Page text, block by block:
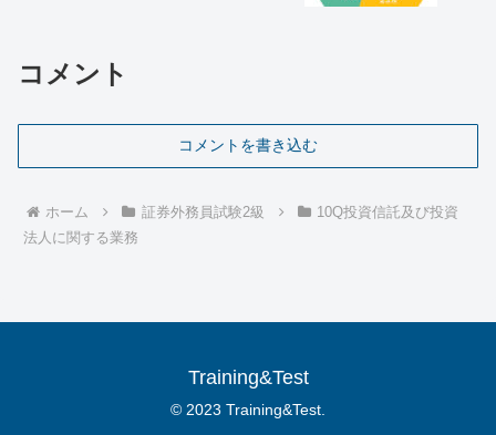
コメント
コメントを書き込む
ホーム 証券外務員試験2級
10Q投資信託及び投資
法人に関する業務
Training&Test
© 2023 Training&Test.